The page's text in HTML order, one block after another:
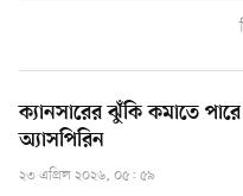
ক্যানসারের ঝুঁকি কমাতে পারে
অ্যাসপিরিন
২৩ এপ্রিল ২০২৬, ০৫: ৫৯